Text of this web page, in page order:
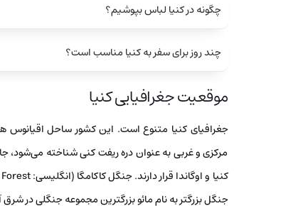
چگونه در کنیا لباس بپوشیم؟
چند روز برای سفر به کنیا مناسب است؟
موقعیت جغرافیایی کنیا
جغرافیای کنیا متنوع است. این کشور ساحل اقیانوس
مرکزی و غربی به عنوان دره ریفت کنی شناخته می‌شود،
جنگل بزرگتر به نام مائو بزرگترین مجموعه جنگلی در شرق